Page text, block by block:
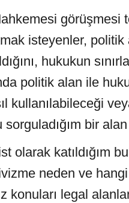
görüşmesi
isteyenler,
hukukun
politik alan ile
kullanılabileceği
bir alan
olarak katıldığım
neden ve
konuları legal